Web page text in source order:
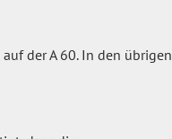
der A 60. In den übrigen